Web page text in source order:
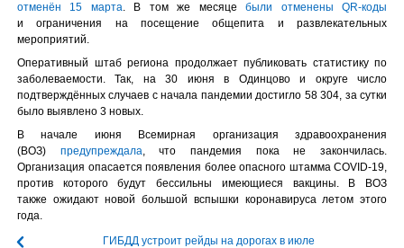
отменён 15 марта. В том же месяцебыли отменены QR-коды
и ограничения на посещение общепита и развлекательных
мероприятий.
Оперативный штаб региона продолжает публиковать статистику по
заболеваемости. Так, на 30 июня в Одинцово и округе число
подтверждённых случаев с начала пандемии достигло 58 304, за сутки
было выявлено 3 новых.
В начале июня Всемирная организация здравоохранения
(ВОЗ) предупреждала, что пандемия пока не закончилась.
Организация опасается появления более опасного штамма COVID-19,
против которого будут бессильны имеющиеся вакцины. В ВОЗ
также ожидают новой большой вспышки коронавируса летом этого
года.
ГИБДД устроит рейды на дорогах в июле